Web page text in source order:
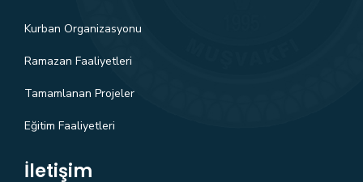
Kurban Organizasyonu
Ramazan Faaliyetleri
Tamamlanan Projeler
Eğitim Faaliyetleri
İletişim